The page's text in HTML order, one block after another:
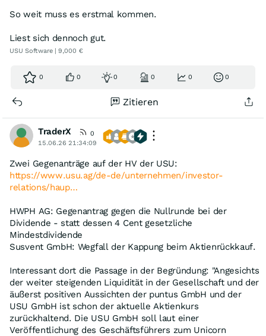
So weit muss es erstmal kommen.
Liest sich dennoch gut.
USU Software | 9,000 €
0 0 0 0 0 0
Zitieren
TraderX
0
15.06.26 21:34:09
Zwei Gegenanträge auf der HV der USU:
https://www.usu.ag/de-de/unternehmen/investor-
relations/haup…
HWPH AG: Gegenantrag gegen die Nullrunde bei der
Dividende - statt dessen 4 Cent gesetzliche
Mindestdividende
Susvent GmbH: Wegfall der Kappung beim Aktienrückkauf.
Interessant dort die Passage in der Begründung: "Angesichts
der weiter steigenden Liquidität in der Gesellschaft und der
äußerst positiven Aussichten der puntus GmbH und der
USU GmbH ist schon der aktuelle Aktienkurs
zurückhaltend. Die USU GmbH soll laut einer
Veröffentlichung des Geschäftsführers zum Unicorn